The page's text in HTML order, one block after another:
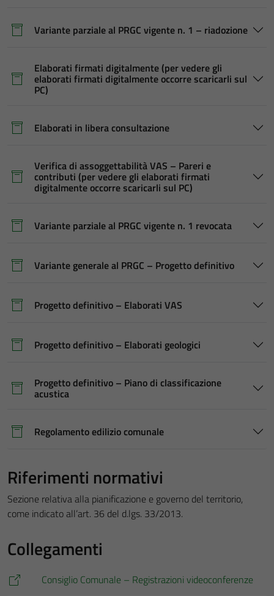
Variante parziale al PRGC vigente n. 1 – riadozione
Elaborati firmati digitalmente (per vedere gli
elaborati firmati digitalmente occorre scaricarli sul
PC)
Elaborati in libera consultazione
Verifica di assoggettabilità VAS – Pareri e
contributi (per vedere gli elaborati firmati
digitalmente occorre scaricarli sul PC)
Variante parziale al PRGC vigente n. 1 revocata
Variante generale al PRGC – Progetto definitivo
Progetto definitivo – Elaborati VAS
Progetto definitivo – Elaborati geologici
Progetto definitivo – Piano di classificazione
acustica
Regolamento edilizio comunale
Riferimenti normativi
Sezione relativa alla pianificazione e governo del territorio,
come indicato all’art. 36 del d.lgs. 33/2013.
Collegamenti
Consiglio Comunale – Registrazioni videoconferenze